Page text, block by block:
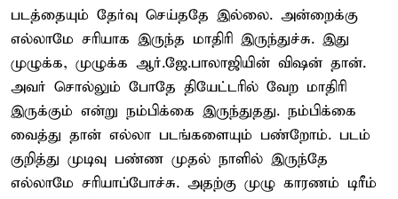
படத்தையும் தேர்வு செய்ததே இல்லை. அன்றைக்கு
எல்லாமே சரியாக இருந்த மாதிரி இருந்துச்சு. இது
முழுக்க, முழுக்க ஆர்.ஜே.பாலாஜியின் விஷன் தான்.
அவர் சொல்லும் போதே தியேட்டரில் வேற மாதிரி
இருக்கும் என்று நம்பிக்கை இருந்துதது. நம்பிக்கை
வைத்து தான் எல்லா படங்களையும் பண்றோம். படம்
குறித்து முடிவு பண்ண முதல் நாளில் இருந்தே
எல்லாமே சரியாப்போச்சு. அதற்கு முழு காரணம் டிரீம்